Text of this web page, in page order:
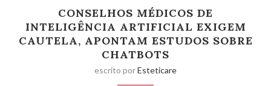
CONSELHOS MÉDICOS DE
INTELIGÊNCIA ARTIFICIAL EXIGEM
CAUTELA, APONTAM ESTUDOS SOBRE
CHATBOTS
escrito porEsteticare